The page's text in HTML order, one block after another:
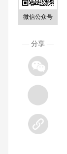
微信公众号
分享